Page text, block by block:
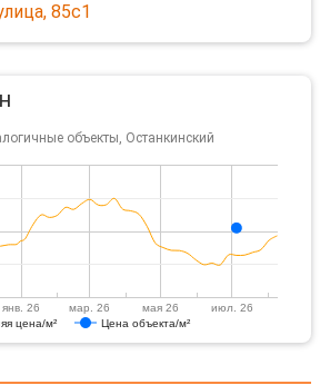
85с1
объекты, Останкинский
цена/м² Цена объекта/м²
янв. 26 мар. 26 мая 26 июл. 26